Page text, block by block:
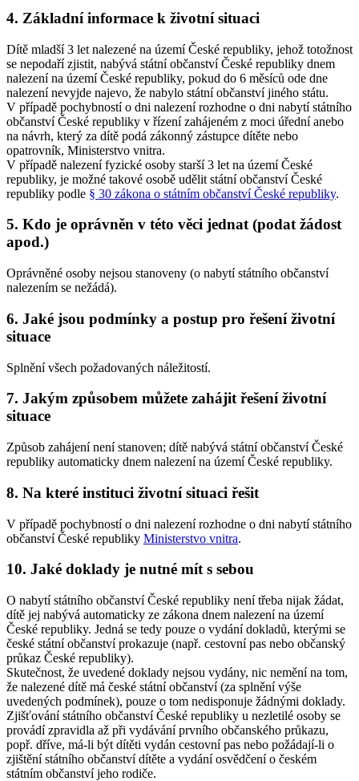
4. Základní informace k životní situaci
Dítě mladší 3 let nalezené na území České republiky, jehož totožnost
se nepodaří zjistit, nabývá státní občanství České republiky dnem
nalezení na území České republiky, pokud do 6 měsíců ode dne
nalezení nevyjde najevo, že nabylo státní občanství jiného státu.
V případě pochybností o dni nalezení rozhodne o dni nabytí státního
občanství České republiky v řízení zahájeném z moci úřední anebo
na návrh, který za dítě podá zákonný zástupce dítěte nebo
opatrovník, Ministerstvo vnitra.
V případě nalezení fyzické osoby starší 3 let na území České
republiky, je možné takové osobě udělit státní občanství České
republiky podle § 30 zákona o státním občanství České republiky.
5. Kdo je oprávněn v této věci jednat (podat žádost
apod.)
Oprávněné osoby nejsou stanoveny (o nabytí státního občanství
nalezením se nežádá).
6. Jaké jsou podmínky a postup pro řešení životní
situace
Splnění všech požadovaných náležitostí.
7. Jakým způsobem můžete zahájit řešení životní
situace
Způsob zahájení není stanoven; dítě nabývá státní občanství České
republiky automaticky dnem nalezení na území České republiky.
8. Na které instituci životní situaci řešit
V případě pochybností o dni nalezení rozhodne o dni nabytí státního
občanství České republiky Ministerstvo vnitra.
10. Jaké doklady je nutné mít s sebou
O nabytí státního občanství České republiky není třeba nijak žádat,
dítě jej nabývá automaticky ze zákona dnem nalezení na území
České republiky. Jedná se tedy pouze o vydání dokladů, kterými se
české státní občanství prokazuje (např. cestovní pas nebo občanský
průkaz České republiky).
Skutečnost, že uvedené doklady nejsou vydány, nic nemění na tom,
že nalezené dítě má české státní občanství (za splnění výše
uvedených podmínek), pouze o tom nedisponuje žádnými doklady.
Zjišťování státního občanství České republiky u nezletilé osoby se
provádí zpravidla až při vydávání prvního občanského průkazu,
popř. dříve, má-li být dítěti vydán cestovní pas nebo požádají-li o
zjištění státního občanství dítěte a vydání osvědčení o českém
státním občanství jeho rodiče.